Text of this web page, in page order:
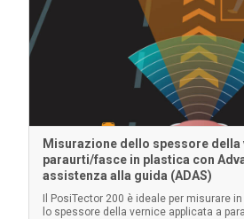
Custodia PosiTector
Comoda valigetta rigida per il
calibro PosiTector e di più sonde
Misurazione dello spessore della
paraurti/fasce in plastica con
assistenza alla guida (ADAS)
Il PosiTector 200 è ideale per misurare
lo spessore della vernice applicata a